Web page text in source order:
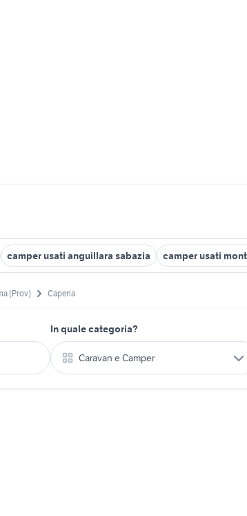
camper usati anguillara sabazia camper usati
(Prov) Capena
In quale categoria?
Caravan e Camper